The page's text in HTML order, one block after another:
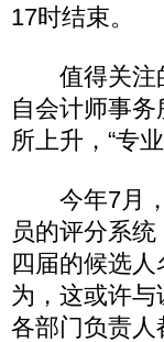
17时结束。
值得关注的
自会计师事
所上升，“专
今年7月，
员的评分系
四届的候选
为，这或许
各部门负责